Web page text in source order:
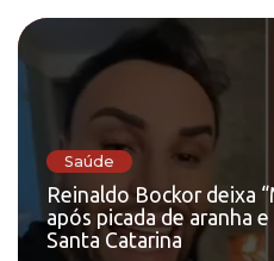
Saúde
Reinaldo Bockor deixa
após picada de aranha
Santa Catarina